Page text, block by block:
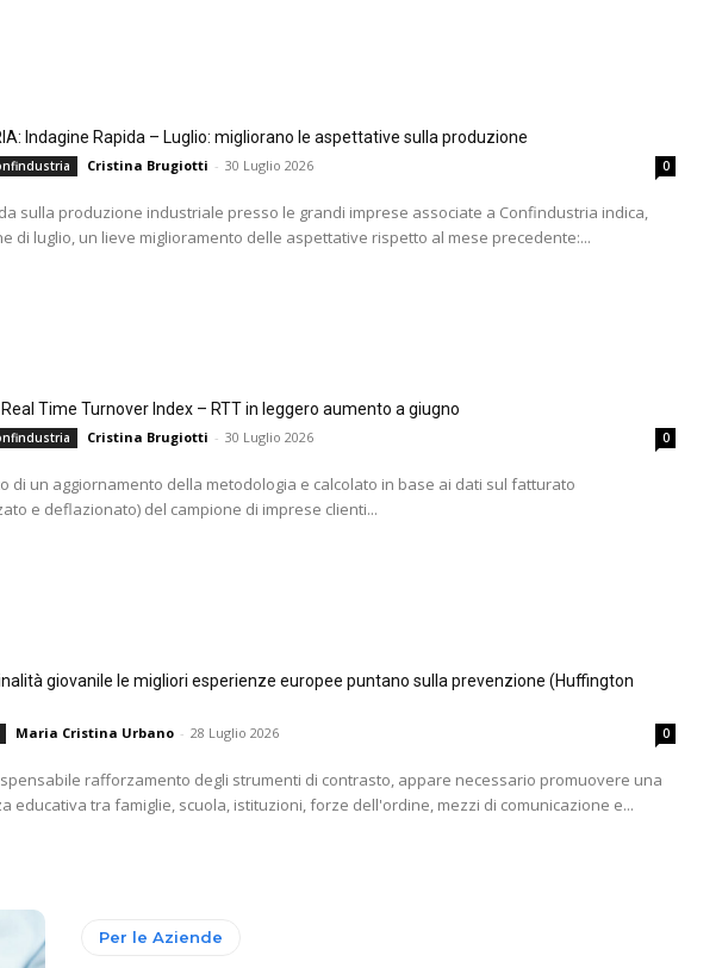
Indagine Rapida – Luglio: migliorano le aspettative sulla produzione
Cristina Brugiotti - 30 Luglio 2026 0
sulla produzione industriale presso le grandi imprese associate a Confindustria indica,
di luglio, un lieve miglioramento delle aspettative rispetto al mese precedente:...
Time Turnover Index – RTT in leggero aumento a giugno
Cristina Brugiotti - 30 Luglio 2026 0
di un aggiornamento della metodologia e calcolato in base ai dati sul fatturato
e deflazionato) del campione di imprese clienti...
giovanile le migliori esperienze europee puntano sulla prevenzione (Huffington
Maria Cristina Urbano - 28 Luglio 2026 0
rafforzamento degli strumenti di contrasto, appare necessario promuovere una
educativa tra famiglie, scuola, istituzioni, forze dell'ordine, mezzi di comunicazione e...
Per le Aziende